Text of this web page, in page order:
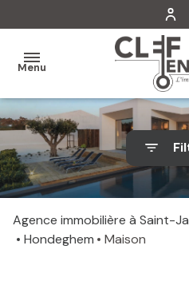
Menu
MON
AGENCE
MES
VENTES
MES
Agence immobilière à Saint-
Hondeghem
Maison